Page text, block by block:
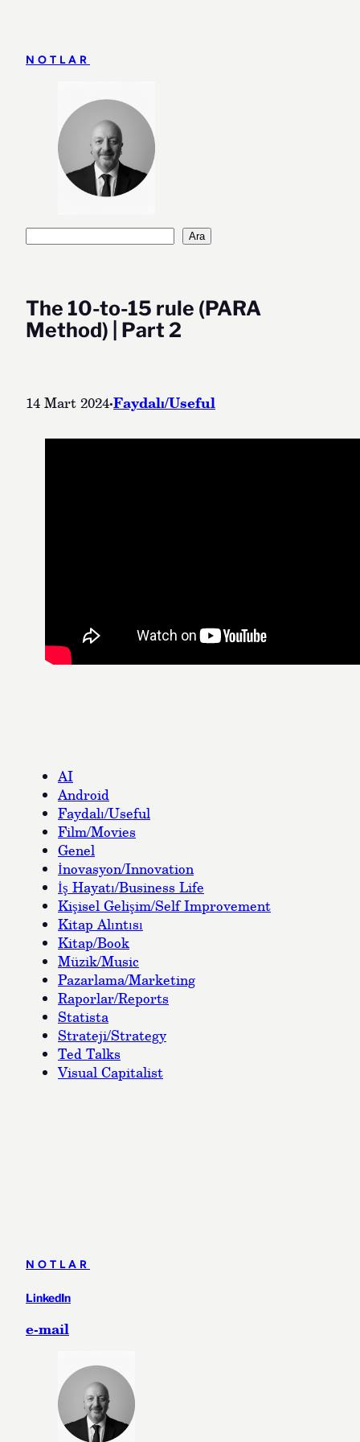
NOTLAR
Ara
The 10-to-15 rule (PARA
Method) | Part 2
14 Mart 2024·Faydalı/Useful
AI
Android
Faydalı/Useful
Film/Movies
Genel
İnovasyon/Innovation
İş Hayatı/Business Life
Kişisel Gelişim/Self Improvement
Kitap Alıntısı
Kitap/Book
Müzik/Music
Pazarlama/Marketing
Raporlar/Reports
Statista
Strateji/Strategy
Ted Talks
Visual Capitalist
NOTLAR
LinkedIn
e-mail